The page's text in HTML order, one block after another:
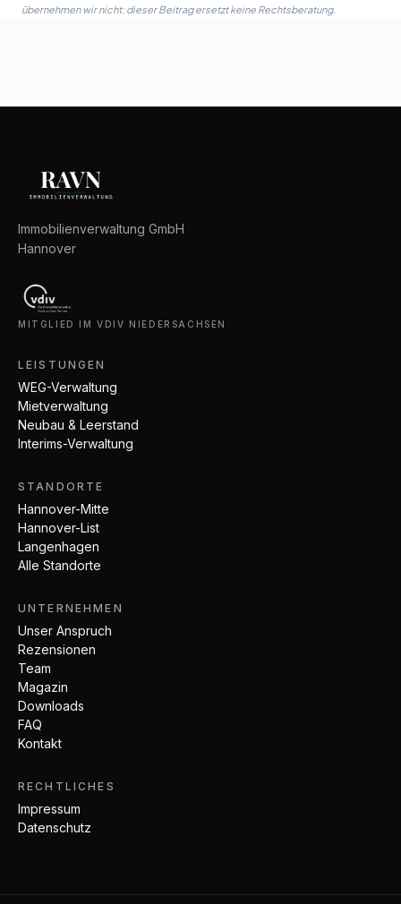
übernehmen wir nicht; dieser Beitrag ersetzt keine Rechts­beratung.
Immobilienverwaltung GmbH
Hannover
MITGLIED IM VDIV NIEDERSACHSEN
LEISTUNGEN
WEG-Verwaltung
Mietverwaltung
Neubau & Leerstand
Interims-Verwaltung
STANDORTE
Hannover-Mitte
Hannover-List
Langenhagen
Alle Standorte
UNTERNEHMEN
Unser Anspruch
Rezensionen
Team
Magazin
Downloads
FAQ
Kontakt
RECHTLICHES
Impressum
Datenschutz